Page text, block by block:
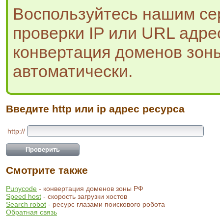
Воспользуйтесь нашим
проверки IP или URL
конвертация доменов
автоматически.
Введите http или ip адрес ресурса
http://
Проверить
Смотрите также
Punycode - конвертация доменов зоны РФ
Speed host - скорость загрузки хостов
Search robot - ресурс глазами поискового робота
Обратная связь